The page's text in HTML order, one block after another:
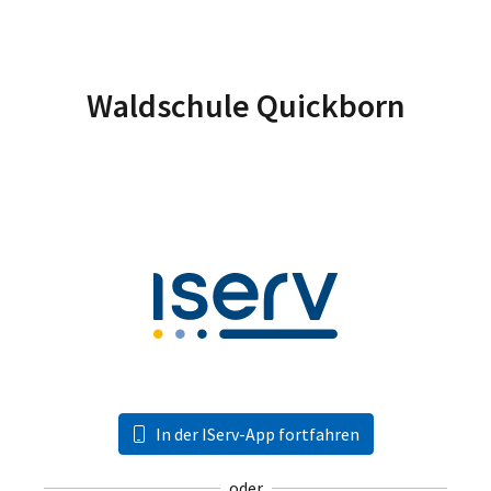
Waldschule Quickborn
In der IServ-App fortfahren